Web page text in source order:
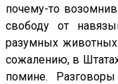
почему-то
свободу от
разумных
сожалению, в
помине.